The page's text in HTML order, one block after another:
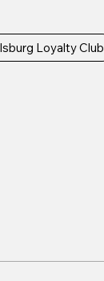
Loyalty Club